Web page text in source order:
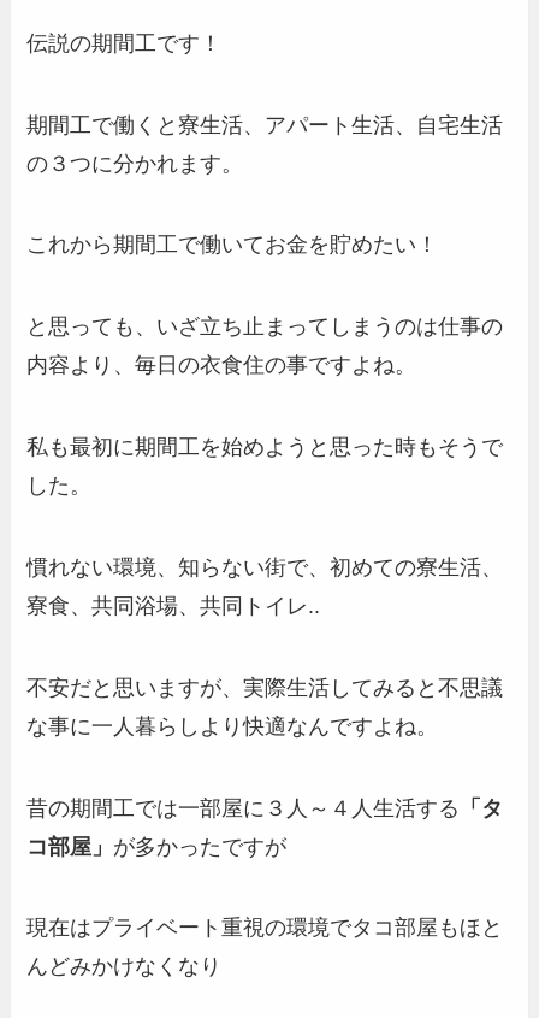
伝説の期間工です！
期間工で働くと寮生活、アパート生活、自宅生活
の３つに分かれます。
これから期間工で働いてお金を貯めたい！
と思っても、いざ立ち止まってしまうのは仕事の
内容より、毎日の衣食住の事ですよね。
私も最初に期間工を始めようと思った時もそうで
した。
慣れない環境、知らない街で、初めての寮生活、
寮食、共同浴場、共同トイレ..
不安だと思いますが、実際生活してみると不思議
な事に一人暮らしより快適なんですよね。
昔の期間工では一部屋に３人～４人生活する 「タ
コ部屋」 が多かったですが
現在はプライベート重視の環境でタコ部屋もほと
んどみかけなくなり